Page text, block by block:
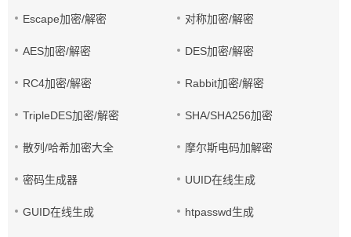
Escape加密/解密 对称加密/解密
AES加密/解密 DES加密/解密
RC4加密/解密 Rabbit加密/解密
TripleDES加密/解密 SHA/SHA256加密
散列/哈希加密大全 摩尔斯电码加解密
密码生成器 UUID在线生成
GUID在线生成 htpasswd生成